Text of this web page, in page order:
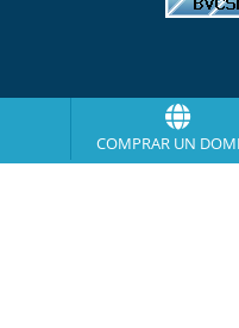
COMPRAR UN